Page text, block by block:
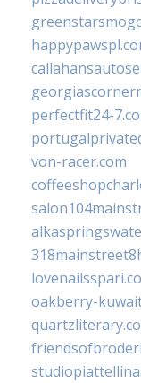
perfectfit24-
von-racer.com
oakberry-